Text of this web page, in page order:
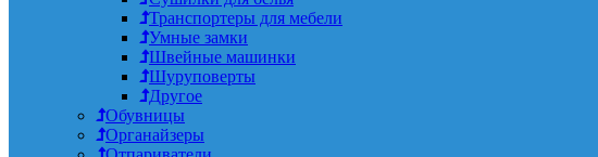
Транспортеры для мебели
Умные замки
Швейные машинки
Шуруповерты
Другое
Обувницы
Органайзеры